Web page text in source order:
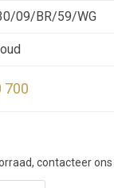
“Cercle 9 Pavé”
diamond pavé
Germany.
09/BR/59/WG
700
contacteer